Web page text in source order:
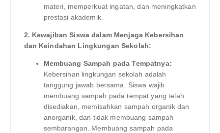
materi, memperkuat ingatan, dan meningkatkan
prestasi akademik.
2. Kewajiban Siswa dalam Menjaga Kebersihan
dan Keindahan Lingkungan Sekolah:
Membuang Sampah pada Tempatnya:
Kebersihan lingkungan sekolah adalah
tanggung jawab bersama. Siswa wajib
membuang sampah pada tempat yang telah
disediakan, memisahkan sampah organik dan
anorganik, dan tidak membuang sampah
sembarangan. Membuang sampah pada